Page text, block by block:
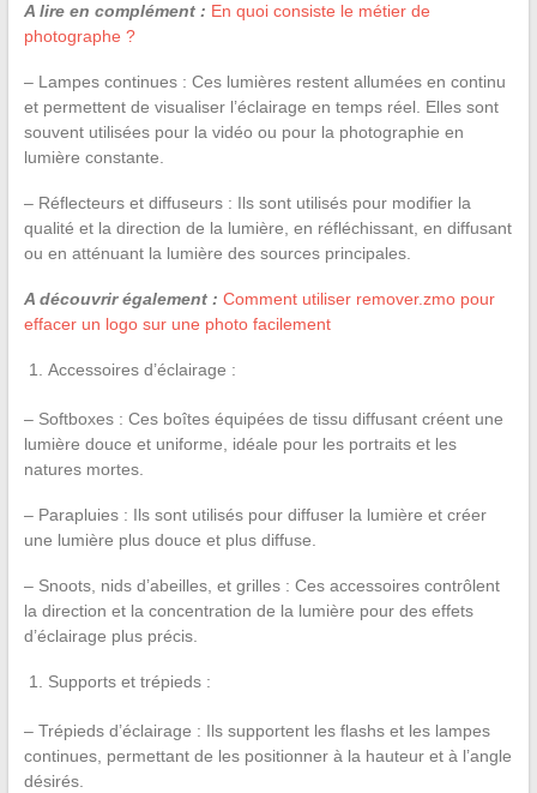
A lire en complément : En quoi consiste le métier de
photographe ?
– Lampes continues : Ces lumières restent allumées en continu
et permettent de visualiser l’éclairage en temps réel. Elles sont
souvent utilisées pour la vidéo ou pour la photographie en
lumière constante.
– Réflecteurs et diffuseurs : Ils sont utilisés pour modifier la
qualité et la direction de la lumière, en réfléchissant, en diffusant
ou en atténuant la lumière des sources principales.
A découvrir également : Comment utiliser remover.zmo pour
effacer un logo sur une photo facilement
Accessoires d’éclairage :
– Softboxes : Ces boîtes équipées de tissu diffusant créent une
lumière douce et uniforme, idéale pour les portraits et les
natures mortes.
– Parapluies : Ils sont utilisés pour diffuser la lumière et créer
une lumière plus douce et plus diffuse.
– Snoots, nids d’abeilles, et grilles : Ces accessoires contrôlent
la direction et la concentration de la lumière pour des effets
d’éclairage plus précis.
Supports et trépieds :
– Trépieds d’éclairage : Ils supportent les flashs et les lampes
continues, permettant de les positionner à la hauteur et à l’angle
désirés.